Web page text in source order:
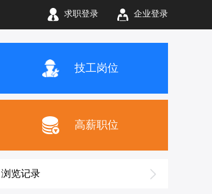
求职登录 企业登录
技工岗位
高薪职位
浏览记录